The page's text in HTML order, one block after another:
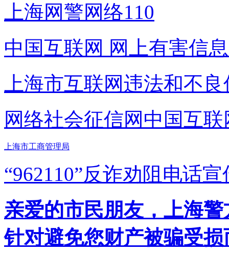
上海网警网络110
中国互联网 网上有害信
上海市互联网违法和不
网络社会征信网 中国互
上海市工商管理局
“962110”反诈劝阻电话宣
亲爱的市民朋友，上海
针对避免您财产被骗受